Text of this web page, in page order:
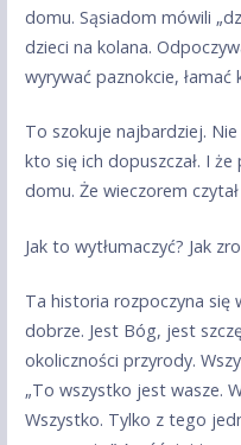
domu. Sąsiadom mówili
dzieci na kolana.
wyrywać paznokcie, łamać
To szokuje najbardziej.
kto się ich dopuszczał. I że
domu. Że wieczorem
Jak to wytłumaczyć? Jak
Ta historia rozpoczyna się
dobrze. Jest Bóg, jest
okoliczności przyrody.
„To wszystko jest wasze.
Wszystko. Tylko z tego